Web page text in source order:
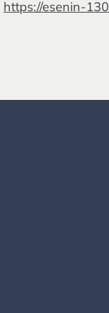
https://esenin-